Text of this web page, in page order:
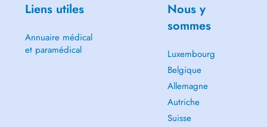
Liens utiles
Annuaire médical
et paramédical
Nous y
sommes
Luxembourg
Belgique
Allemagne
Autriche
Suisse